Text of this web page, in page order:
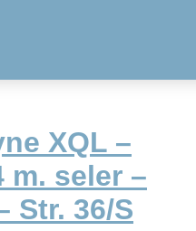
XQL –
m. seler –
Str. 36/S